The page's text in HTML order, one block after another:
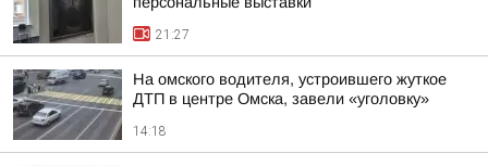
21:27
На омского водителя, устроившего жуткое
ДТП в центре Омска, завели «уголовку»
14:18